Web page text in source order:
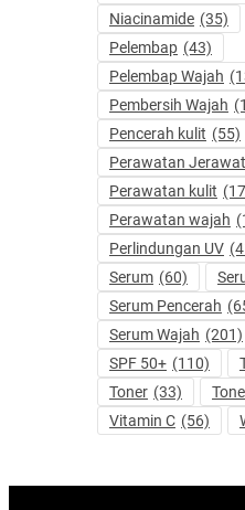
Niacinamide (35)
Pelembap (43)
Pelembap Wajah
Pembersih Wajah
Pencerah kulit (55)
Perawatan Jerawat
Perawatan kulit
Perawatan wajah
Perlindungan UV
Serum (60)
Serum Pencerah
Serum Wajah (201)
SPF 50+ (110)
Toner (33)
Vitamin C (56)